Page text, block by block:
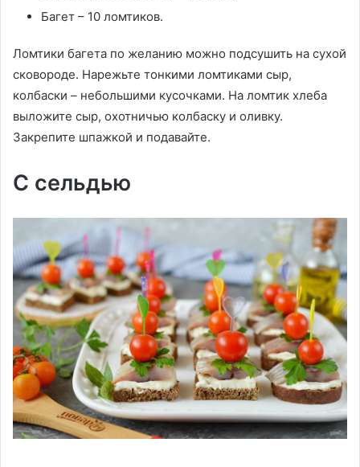
Багет – 10 ломтиков.
Ломтики багета по желанию можно подсушить на сухой
сковороде. Нарежьте тонкими ломтиками сыр,
колбаски – небольшими кусочками. На ломтик хлеба
выложите сыр, охотничью колбаску и оливку.
Закрепите шпажкой и подавайте.
С сельдью